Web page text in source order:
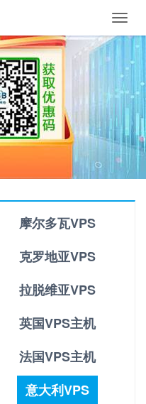
摩尔多瓦VPS
克罗地亚VPS
拉脱维亚VPS
英国VPS主机
法国VPS主机
意大利VPS